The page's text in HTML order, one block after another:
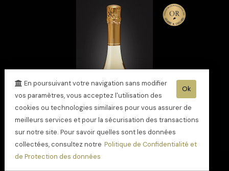
Ok
En poursuivant votre navigation sans modifier
vos paramètres, vous acceptez l'utilisation des
cookies ou technologies similaires pour vous assurer de
meilleurs services et pour la sécurisation des transactions
sur notre site. Pour savoir quelles sont les données
collectées, consultez notre Politique de Confidentialité et
de Protection des données